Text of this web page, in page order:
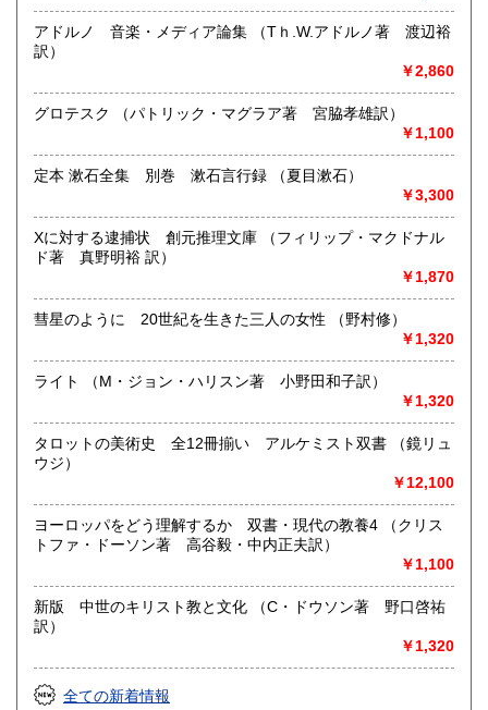
最寄駅：水道橋駅 神保町駅 九段下駅
営業時間：10時30分〜18時
定休日：水曜、日曜、祝日
書籍の買取について
江戸時代〜明治時代の古典籍・和本・全集・哲学書・歴史
画・音楽・江戸東京・古い漫画・昔の漫画・近年の文庫ま
で、幅広い分野で、専門スタッフが直接お伺いし査定・買い
取り扱い分野
総記、哲学宗教、歴史、社会科学、自然科学、美術工芸、国
語国文、外国文学、古典籍、近代文献、趣味、サブカルチャ
ー、古書一般（その他）
アドルノ 音楽・メディア論集 （Tｈ.W.アドルノ著 渡辺裕
訳）
￥2,860
グロテスク （パトリック・マグラア著 宮脇孝雄訳）
￥1,100
定本 漱石全集 別巻 漱石言行録 （夏目漱石）
￥3,300
Xに対する逮捕状 創元推理文庫 （フィリップ・マクドナル
ド著 真野明裕 訳）
￥1,870
彗星のように 20世紀を生きた三人の女性 （野村修）
￥1,320
ライト （M・ジョン・ハリスン著 小野田和子訳）
￥1,320
タロットの美術史 全12冊揃い アルケミスト双書 （鏡リュ
ウジ）
￥12,100
ヨーロッパをどう理解するか 双書・現代の教養4 （クリス
トファ・ドーソン著 高谷毅・中内正夫訳）
￥1,100
新版 中世のキリスト教と文化 （C・ドウソン著 野口啓祐
訳）
￥1,320
全ての新着情報